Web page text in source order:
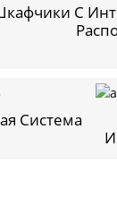
С
Система